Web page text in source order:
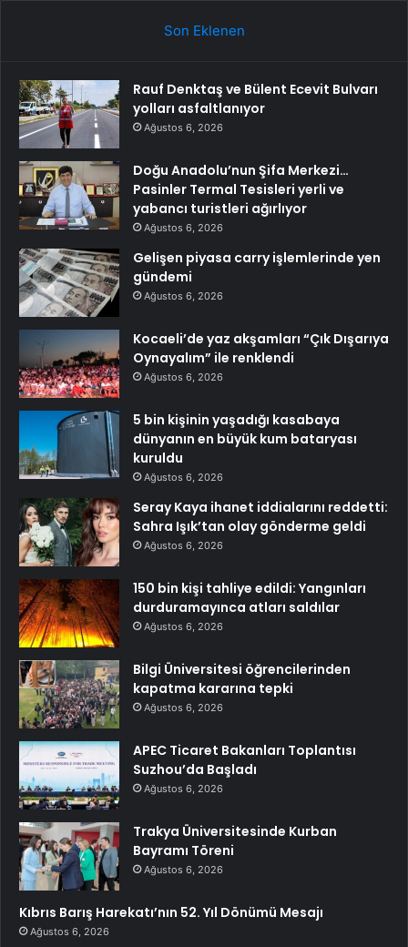
Son Eklenen
Rauf Denktaş ve Bülent Ecevit Bulvarı
yolları asfaltlanıyor
Ağustos 6, 2026
Doğu Anadolu’nun Şifa Merkezi…
Pasinler Termal Tesisleri yerli ve
yabancı turistleri ağırlıyor
Ağustos 6, 2026
Gelişen piyasa carry işlemlerinde yen
gündemi
Ağustos 6, 2026
Kocaeli’de yaz akşamları “Çık Dışarıya
Oynayalım” ile renklendi
Ağustos 6, 2026
5 bin kişinin yaşadığı kasabaya
dünyanın en büyük kum bataryası
kuruldu
Ağustos 6, 2026
Seray Kaya ihanet iddialarını reddetti:
Sahra Işık’tan olay gönderme geldi
Ağustos 6, 2026
150 bin kişi tahliye edildi: Yangınları
durduramayınca atları saldılar
Ağustos 6, 2026
Bilgi Üniversitesi öğrencilerinden
kapatma kararına tepki
Ağustos 6, 2026
APEC Ticaret Bakanları Toplantısı
Suzhou’da Başladı
Ağustos 6, 2026
Trakya Üniversitesinde Kurban
Bayramı Töreni
Ağustos 6, 2026
Kıbrıs Barış Harekatı’nın 52. Yıl Dönümü Mesajı
Ağustos 6, 2026